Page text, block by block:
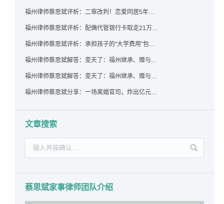
福州律师蔡思斌评析：二审改判！恋爱同居5年为女友买车，分手后能要回吗？
福州律师蔡思斌评析：配偶代管银行卡取走21万，离婚后这笔钱还要得回来吗？
福州律师蔡思斌评析：承担孩子的“大学费用”包括高额留学费用吗？
福州律师蔡思斌解答：变天了：福州继承、赠与房产转让要收20%个税？福州国税官方回复来了！
福州律师蔡思斌解答：变天了：福州继承、赠与房产转让要收20%个税？福州国税官方回答来了！
福州律师蔡思斌分享：一场离婚官司，炸出亿元“糊涂账”：本想分割家产，结果“自爆”了家底
文章搜索
蔡思斌家事律师团队介绍